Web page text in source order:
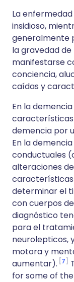
La
insidioso,
generalmente
la gravedad de
manifestarse
conciencia,
caídas y
En la
características
demencia por
En la
conductuales
alteraciones
características
determinar el
con cuerpos
diagnóstico
para el
neurolepticos,
motora y
aumentar). 7
for some of